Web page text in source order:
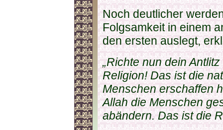
Noch deutlicher
Folgsamkeit in einem
den ersten auslegt,
„Richte nun dein
Religion! Das ist die
Menschen erschaffen
Allah die Menschen
abändern. Das ist die